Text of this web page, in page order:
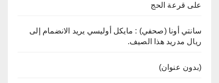
على قرعة الحج
سانتي أونا (صحفي) : مايكل أوليسي يريد الانضمام إلى
ريال مدريد هذا الصيف.
(بدون عنوان)